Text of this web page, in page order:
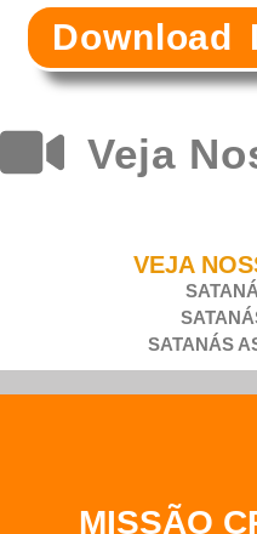
Download
Veja
VEJA
SATANÁS
MISSÃO